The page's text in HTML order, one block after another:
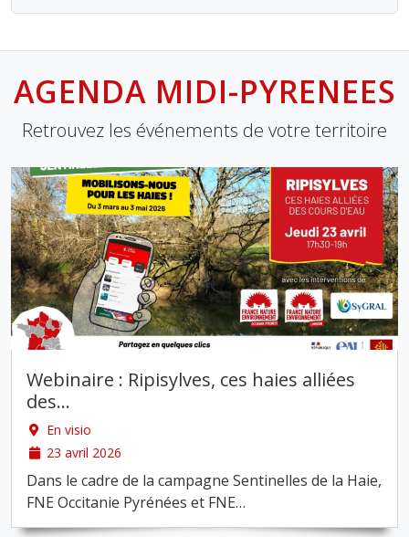
AGENDA MIDI-PYRENEES
Retrouvez les événements de votre territoire
Webinaire : Ripisylves, ces haies alliées
des…
En visio
23 avril 2026
Dans le cadre de la campagne Sentinelles de la Haie,
FNE Occitanie Pyrénées et FNE…